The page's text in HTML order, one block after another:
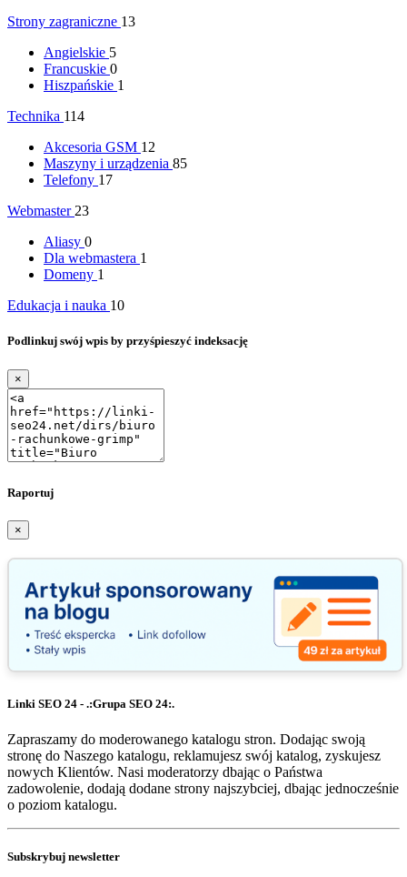
Strony zagraniczne 13
Angielskie 5
Francuskie 0
Hiszpańskie 1
Technika 114
Akcesoria GSM 12
Maszyny i urządzenia 85
Telefony 17
Webmaster 23
Aliasy 0
Dla webmastera 1
Domeny 1
Edukacja i nauka 10
Podlinkuj swój wpis by przyśpieszyć indeksację
×
Raportuj
×
Linki SEO 24 - .:Grupa SEO 24:.
Zapraszamy do moderowanego katalogu stron. Dodając swoją
stronę do Naszego katalogu, reklamujesz swój katalog, zyskujesz
nowych Klientów. Nasi moderatorzy dbając o Państwa
zadowolenie, dodają dodane strony najszybciej, dbając jednocześnie
o poziom katalogu.
Subskrybuj newsletter